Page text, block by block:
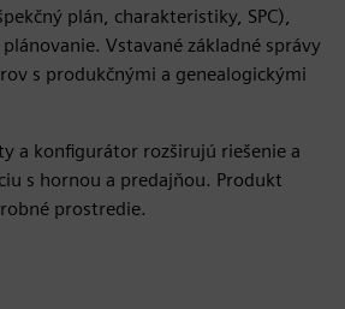
plán, charakteristiky, SPC),
Vstavané základné správy
s produkčnými a genealogickými
a konfigurátor rozširujú riešenie a
s hornou a predajňou. Produkt
prostredie.